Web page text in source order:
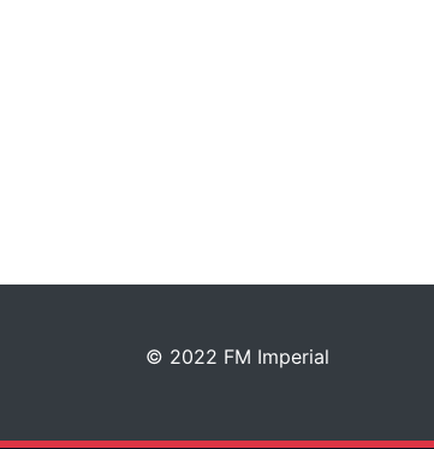
© 2022 FM Imperial